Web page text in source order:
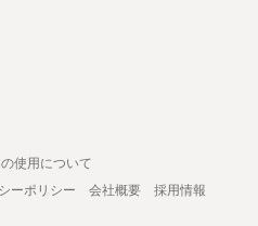
使用について
ーポリシー 会社概要
採用情報